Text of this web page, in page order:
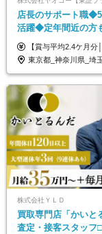
店長のサポート職
活躍◆定年間近の方
迎！◆出勤はお昼か
賞与2.4ヶ月分◆残
【賞与平均2.4ケ月分│決算賞与も20年以上連続で支給中！】 ＜月収例＞ 月収29万円（地域限定正社員／残業代・各種手当含む） 月収26万円（契約社員／残業代・各種手当含む） ◆月給：月給258,400円～361,500円＋残業代＋各種手当 ※給与は前職での経験、スキルを考慮し、決定します ※残業代は全額支給します ※契約社員としてご入社いただく方は、賞与額に差異あり。詳細は面接でお話しします ※試用期間3ヶ月あり。条件に変更はありません ※契約社員の場合：契約期間12カ月（更新あり） ※60歳未満でご入社いただいた方も、60歳になったタイミングで雇用形態は契約社員に切り替えとなります。
東京都_神奈川県_埼玉県_千葉県_茨城県_栃木県_群馬
株式会社ＹＬＤ
買取専⾨店「かいと
査定・接客スタッフ